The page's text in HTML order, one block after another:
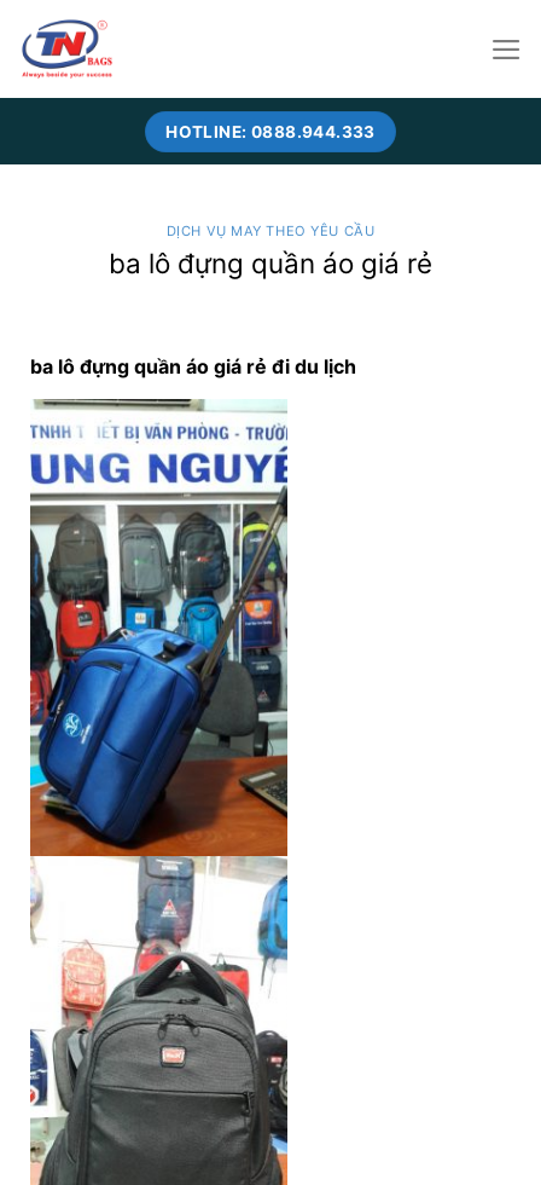
content
HOTLINE: 0888.944.333
DỊCH VỤ MAY THEO YÊU CẦU
ba lô đựng quần áo giá rẻ
ba lô đựng quần áo giá rẻ đi du lịch